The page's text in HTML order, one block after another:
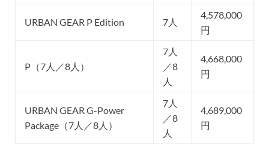
URBAN GEAR P Edition 7人
4,578,000
円
P（7人／8人）
7人
／8
人
4,668,000
円
URBAN GEAR G-Power
Package（7人／8人）
7人
／8
人
4,689,000
円